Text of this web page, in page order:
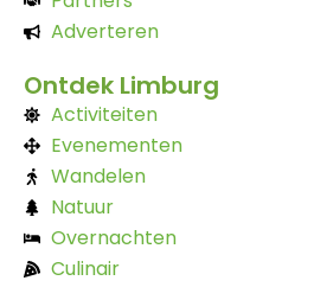
Adverteren
Ontdek Limburg
Activiteiten
Evenementen
Wandelen
Natuur
Overnachten
Culinair